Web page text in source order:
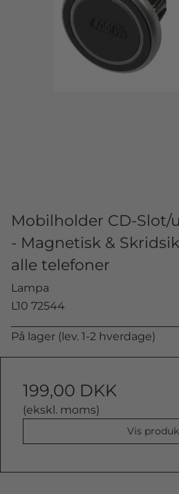
Mobilholder CD-Slot/
- Magnetisk &
alle telefoner
Lampa
L10 72544
På lager (lev. 1-2 hverdage)
199,00 DKK
(ekskl. moms)
Vis